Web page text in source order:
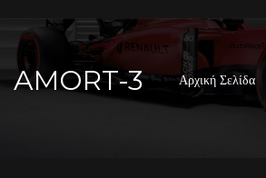
AMORT-3 Αρχική Σελίδα